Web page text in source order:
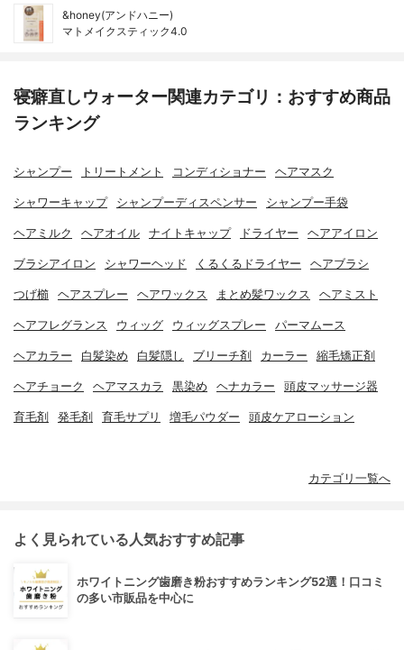
&honey(アンドハニー)
マトメイクスティック4.0
寝癖直しウォーター関連カテゴリ：おすすめ商品
ランキング
シャンプー トリートメント コンディショナー ヘアマスク
シャワーキャップ シャンプーディスペンサー シャンプー手袋
ヘアミルク ヘアオイル ナイトキャップ ドライヤー ヘアアイロン
ブラシアイロン シャワーヘッド くるくるドライヤー ヘアブラシ
つげ櫛 ヘアスプレー ヘアワックス まとめ髪ワックス ヘアミスト
ヘアフレグランス ウィッグ ウィッグスプレー パーマムース
ヘアカラー 白髪染め 白髪隠し ブリーチ剤 カーラー 縮毛矯正剤
ヘアチョーク ヘアマスカラ 黒染め ヘナカラー 頭皮マッサージ器
育毛剤 発毛剤 育毛サプリ 増毛パウダー 頭皮ケアローション
カテゴリ一覧へ
よく見られている人気おすすめ記事
ホワイトニング歯磨き粉おすすめランキング52選！口コミ
の多い市販品を中心に